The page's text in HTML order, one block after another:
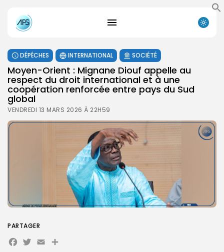
DÉPÊCHES INTERNATIONAL SOCIÉTÉ
Moyen-Orient : Mignane Diouf appelle au
respect du droit international et à une
coopération renforcée entre pays du Sud
global
VENDREDI 13 MARS 2026 À 22H59
PARTAGER
Facebook
Twitter
EmailPartager